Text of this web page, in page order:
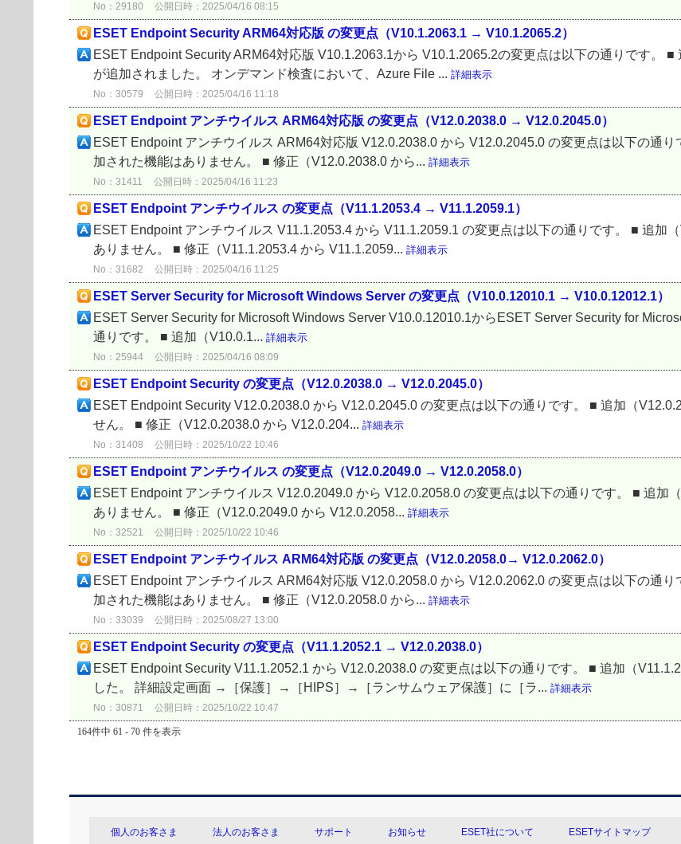
No：29180 公開日時：2025/04/16 08:15
ESET Endpoint Security ARM64対応版 の変更点（V10.1.2063.1 → V10.1.2065.2）
ESET Endpoint Security ARM64対応版 V10.1.2063.1から V10.1.2065.2の変更点は以下の通りです。
が追加されました。 オンデマンド検査において、Azure File ... 詳細表示
No：30579 公開日時：2025/04/16 11:18
ESET Endpoint アンチウイルス ARM64対応版 の変更点（V12.0.2038.0 → V12.0.2045.0）
ESET Endpoint アンチウイルス ARM64対応版 V12.0.2038.0 から V12.0.2045.0 の変更点は以下の通
加された機能はありません。 ■ 修正（V12.0.2038.0 から... 詳細表示
No：31411 公開日時：2025/04/16 11:23
ESET Endpoint アンチウイルス の変更点（V11.1.2053.4 → V11.1.2059.1）
ESET Endpoint アンチウイルス V11.1.2053.4 から V11.1.2059.1 の変更点は以下の通りです。 ■ 追加
ありません。 ■ 修正（V11.1.2053.4 から V11.1.2059... 詳細表示
No：31682 公開日時：2025/04/16 11:25
ESET Server Security for Microsoft Windows Server の変更点（V10.0.12010.1 → V10.0.12012.1）
ESET Server Security for Microsoft Windows Server V10.0.12010.1からESET Server Security for
通りです。 ■ 追加（V10.0.1... 詳細表示
No：25944 公開日時：2025/04/16 08:09
ESET Endpoint Security の変更点（V12.0.2038.0 → V12.0.2045.0）
ESET Endpoint Security V12.0.2038.0 から V12.0.2045.0 の変更点は以下の通りです。 ■ 追加（
せん。 ■ 修正（V12.0.2038.0 から V12.0.204... 詳細表示
No：31408 公開日時：2025/10/22 10:46
ESET Endpoint アンチウイルス の変更点（V12.0.2049.0 → V12.0.2058.0）
ESET Endpoint アンチウイルス V12.0.2049.0 から V12.0.2058.0 の変更点は以下の通りです。 ■ 追加
ありません。 ■ 修正（V12.0.2049.0 から V12.0.2058... 詳細表示
No：32521 公開日時：2025/10/22 10:46
ESET Endpoint アンチウイルス ARM64対応版 の変更点（V12.0.2058.0→ V12.0.2062.0）
ESET Endpoint アンチウイルス ARM64対応版 V12.0.2058.0 から V12.0.2062.0 の変更点は以下の通
加された機能はありません。 ■ 修正（V12.0.2058.0 から... 詳細表示
No：33039 公開日時：2025/08/27 13:00
ESET Endpoint Security の変更点（V11.1.2052.1 → V12.0.2038.0）
ESET Endpoint Security V11.1.2052.1 から V12.0.2038.0 の変更点は以下の通りです。 ■ 追加（
した。 詳細設定画面 →［保護］→［HIPS］→［ランサムウェア保護］に［ラ... 詳細表示
No：30871 公開日時：2025/10/22 10:47
164件中 61 - 70 件を表示
個人のお客さま 法人のお客さま サポート お知らせ ESET社について ESETサイトマップ